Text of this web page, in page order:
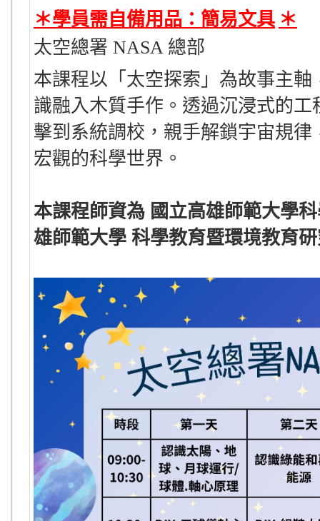
＊學員需⾃備⽤品：簡易文具 ＊
太空總署 NASA 總部
本課程以「太空探索」為故事主
識融入木質手作。透過沉浸式的
擊到系統調校，親手解鎖宇宙規
宏觀的科學世界。
本課程師資為 國立高雄師範大學
雄師範大學 科學教育暨環境教育